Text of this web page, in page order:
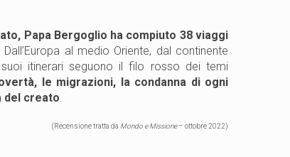
Papa Bergoglio ha compiuto 38 viaggi
al medio Oriente, dal continente
itinerari seguono il filo rosso dei temi
le migrazioni, la condanna di ogni
del creato.
(Recensione tratta da Mondo e Missione– ottobre 2022)